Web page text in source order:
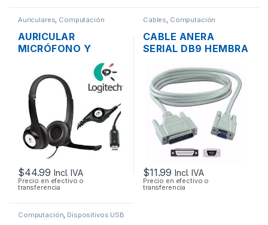
Auriculares Computación
AURICULAR
MICRÓFONO Y
VOLUMEN LOGITECH
H390 USB
$44.99 Incl. IVA
Precio en efectivo o
transferencia
Cables Computación
CABLE ANERA
SERIAL DB9 HEMBRA
MACHO 1.8MTS
$11.99 Incl. IVA
Precio en efectivo o
transferencia
Computación, Dispositivos USB